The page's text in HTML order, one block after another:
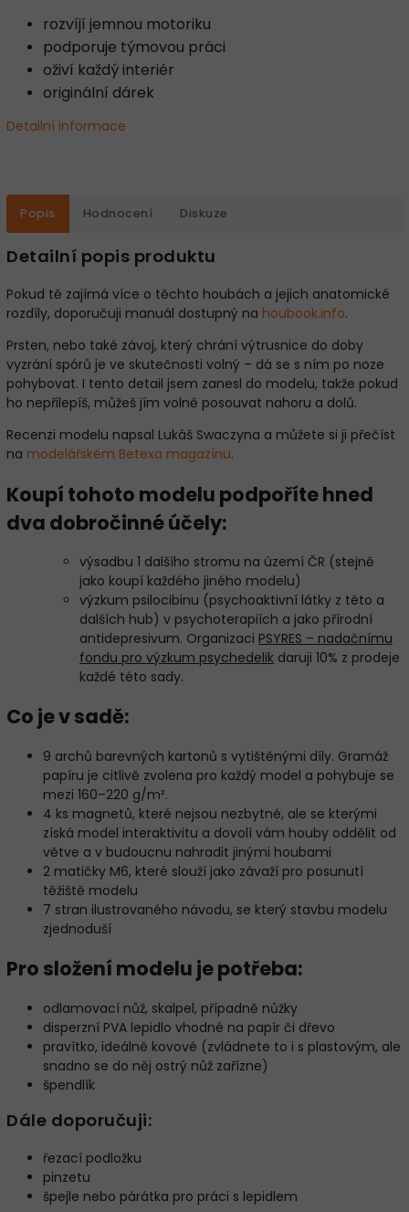
rozvíjí jemnou motoriku
podporuje týmovou práci
oživí každý interiér
originální dárek
Detailní informace
Popis Hodnocení Diskuze
Detailní popis produktu
Pokud tě zajímá více o těchto houbách a jejich anatomické
rozdíly, doporučuji manuál dostupný na houbook.info.
Prsten, nebo také závoj, který chrání výtrusnice do doby
vyzrání spórů je ve skutečnosti volný – dá se s ním po noze
pohybovat. I tento detail jsem zanesl do modelu, takže pokud
ho nepřilepíš, můžeš jím volně posouvat nahoru a dolů.
Recenzi modelu napsal Lukáš Swaczyna a můžete si ji přečíst
na modelářském Betexa magazínu.
Koupí tohoto modelu podpoříte hned
dva dobročinné účely:
výsadbu 1 dalšího stromu na území ČR (stejně
jako koupí každého jiného modelu)
výzkum psilocibinu (psychoaktivní látky z této a
dalších hub) v psychoterapiích a jako přírodní
antidepresivum. Organizaci PSYRES – nadačnímu
fondu pro výzkum psychedelik daruji 10% z prodeje
každé této sady.
Co je v sadě:
9 archů barevných kartonů s vytištěnými díly. Gramáž
papíru je citlivě zvolena pro každý model a pohybuje se
mezi 160–220 g/m².
4 ks magnetů, které nejsou nezbytné, ale se kterými
získá model interaktivitu a dovolí vám houby oddělit od
větve a v budoucnu nahradit jinými houbami
2 matičky M6, které slouží jako závaží pro posunutí
těžiště modelu
7 stran ilustrovaného návodu, se který stavbu modelu
zjednoduší
Pro složení modelu je potřeba:
odlamovací nůž, skalpel, případně nůžky
disperzní PVA lepidlo vhodné na papír či dřevo
pravítko, ideálně kovové (zvládnete to i s plastovým, ale
snadno se do něj ostrý nůž zařízne)
špendlík
Dále doporučuji:
řezací podložku
pinzetu
špejle nebo párátka pro práci s lepidlem